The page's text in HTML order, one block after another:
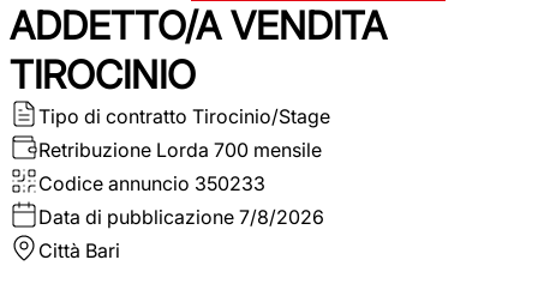
ADDETTO/A VENDITA
TIROCINIO
Tipo di contratto Tirocinio/Stage
Retribuzione Lorda 700 mensile
Codice annuncio 350233
Data di pubblicazione 7/8/2026
Città Bari